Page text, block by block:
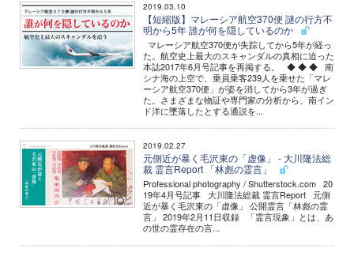
2019.03.10
【短縮版】マレーシア航空370便 謎の行方不
明から5年 誰が何を隠しているのか
マレーシア航空370便が失踪してから5年が経っ
た。航空史上最大のスキャンダルの真相に迫った
本誌2017年6月号記事を再掲する。 ◆ ◆ ◆ 南
シナ海の上空で、乗員乗客239人を乗せた「マレ
ーシア航空370便」が姿を消してから3年が過ぎ
た。さまざまな物証や専門家の分析から、南イン
ド洋に墜落したとする通説を...
2019.02.27
元側近が暴く毛沢東の「虚像」 - 大川隆法総
裁 霊言Report 「林彪の霊言」
Professional photography / Shutterstock.com 20
19年4月号記事 大川隆法総裁 霊言Report 元側
近が暴く毛沢東の「虚像」 公開霊言「林彪の霊
言」 2019年2月11日収録 「霊言現象」とは、あ
の世の霊存在の言...